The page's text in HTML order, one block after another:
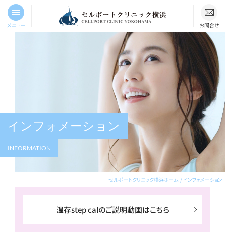
メニュー お問合せ
インフォメーション
INFORMATION
セルポートクリニック横浜ホーム インフォメーション
温存step calのご説明動画はこちら